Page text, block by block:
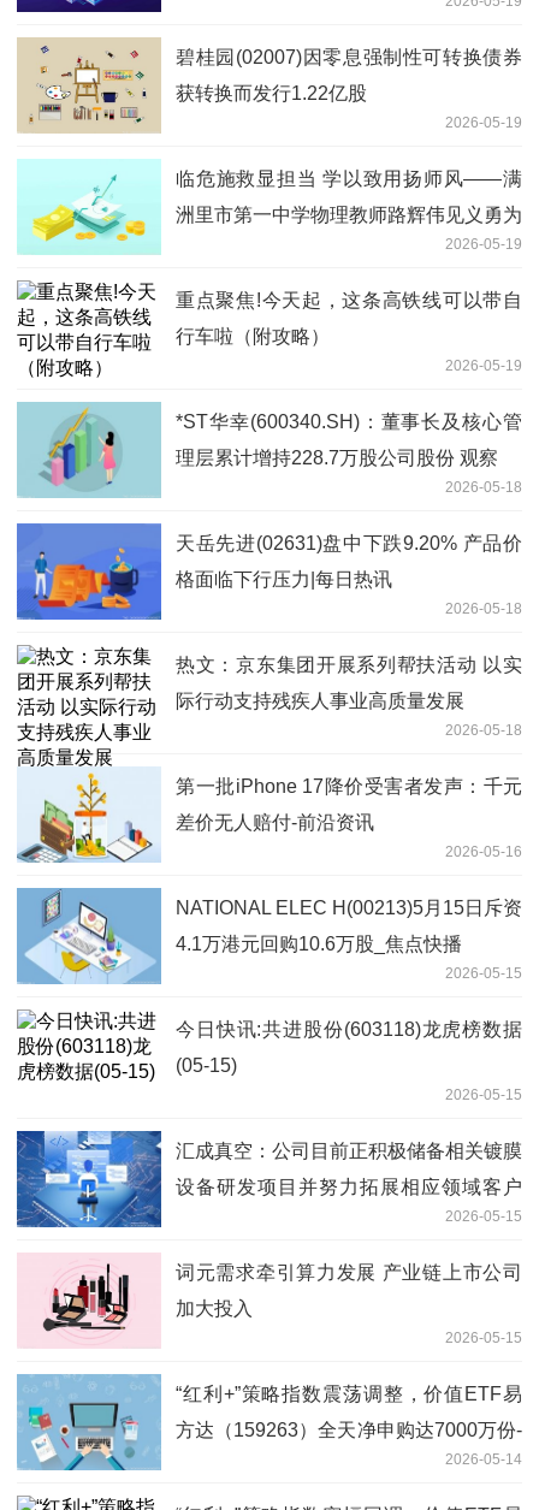
碧桂园(02007)因零息强制性可转换债券
获转换而发行1.22亿股
2026-05-19
临危施救显担当 学以致用扬师风——满
洲里市第一中学物理教师路辉伟见义勇为
2026-05-19
重点聚焦!今天起，这条高铁线可以带自
行车啦（附攻略）
2026-05-19
*ST华幸(600340.SH)：董事长及核心管
理层累计增持228.7万股公司股份 观察
2026-05-18
天岳先进(02631)盘中下跌9.20% 产品价
格面临下行压力|每日热讯
2026-05-18
热文：京东集团开展系列帮扶活动 以实
际行动支持残疾人事业高质量发展
2026-05-18
第一批iPhone 17降价受害者发声：千元
差价无人赔付-前沿资讯
2026-05-16
NATIONAL ELEC H(00213)5月15日斥资
4.1万港元回购10.6万股_焦点快播
2026-05-15
今日快讯:共进股份(603118)龙虎榜数据
(05-15)
2026-05-15
汇成真空：公司目前正积极储备相关镀膜
设备研发项目并努力拓展相应领域客户
2026-05-15
词元需求牵引算力发展 产业链上市公司
加大投入
2026-05-15
“红利+”策略指数震荡调整，价值ETF易
方达（159263）全天净申购达7000万份-
2026-05-14